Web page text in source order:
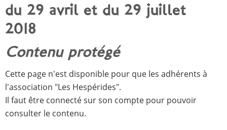
du 29 avril et du 29 juillet
2018
Contenu protégé
Cette page n'est disponible pour que les adhérents à
l'association "Les Hespérides".
Il faut être connecté sur son compte pour pouvoir
consulter le contenu.